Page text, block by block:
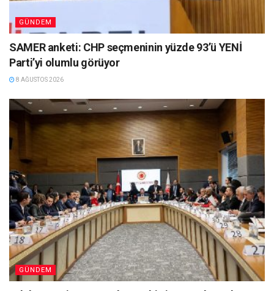
GÜNDEM
SAMER anketi: CHP seçmeninin yüzde 93’ü YENİ
Parti’yi olumlu görüyor
8 AĞUSTOS 2026
GÜNDEM